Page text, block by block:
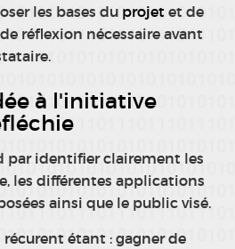
les bases du projet et de
réflexion nécessaire avant
à l'initiative
par identifier clairement les
les différentes applications
ainsi que le public visé.
étant : gagner de